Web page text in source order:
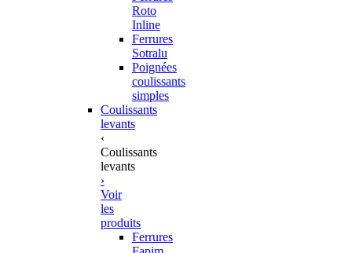
Roto
Inline
Ferrures
Sotralu
Poignées
coulissants
simples
Coulissants
levants
‹
Coulissants
levants
›
Voir
les
produits
Ferrures